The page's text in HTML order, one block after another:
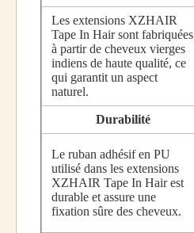
Les extensions XZHAIR
Tape In Hair sont fabriquées
à partir de cheveux vierges
indiens de haute qualité, ce
qui garantit un aspect
naturel.
Durabilité
Le ruban adhésif en PU
utilisé dans les extensions
XZHAIR Tape In Hair est
durable et assure une
fixation sûre des cheveux.